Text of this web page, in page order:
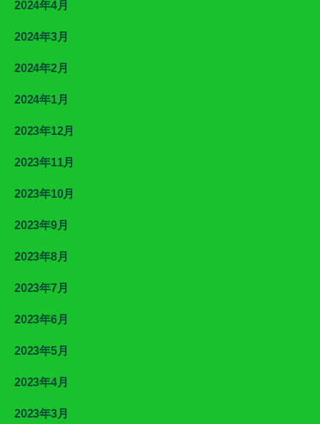
2024年4月
2024年3月
2024年2月
2024年1月
2023年12月
2023年11月
2023年10月
2023年9月
2023年8月
2023年7月
2023年6月
2023年5月
2023年4月
2023年3月